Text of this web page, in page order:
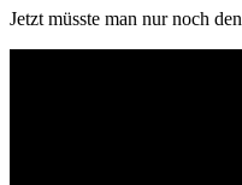
Jetzt müsste man nur noch den